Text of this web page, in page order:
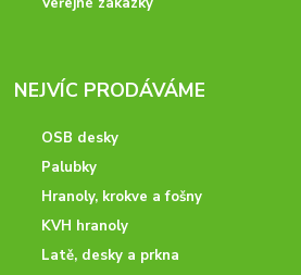
NEJVÍC PRODÁVÁME
OSB desky
Palubky
Hranoly, krokve a fošny
KVH hranoly
Latě, desky a prkna